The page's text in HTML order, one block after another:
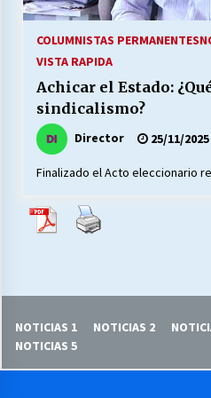
13/07/2026
25/06/2026
COLUMNISTAS PERMANENTES
VISTA RAPIDA
Achicar el Estado:
sindicalismo?
Director 25/11/2025
Finalizado el Acto eleccionario
NOTICIAS 1 NOTICIAS 2
NOTICIAS 5